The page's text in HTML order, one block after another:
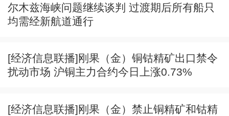
尔木兹海峡问题继续谈判 过渡期后所有船只
均需经新航道通行
[经济信息联播]刚果（金）铜钴精矿出口禁令
扰动市场 沪铜主力合约今日上涨0.73%
[经济信息联播]刚果（金）禁止铜精矿和钴精